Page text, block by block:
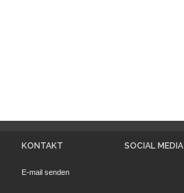
KONTAKT
E-mail senden
SOCIAL MEDIA